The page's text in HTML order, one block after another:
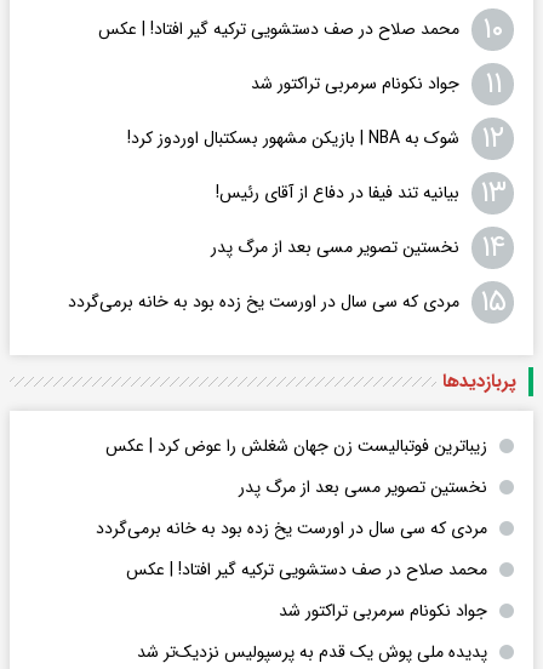
۱۰ محمد صلاح در صف دستشویی ترکیه گیر افتاد! | عکس
۱۱ جواد نکونام سرمربی تراکتور شد
۱۲ شوک به NBA | بازیکن مشهور بسکتبال اوردوز کرد!
۱۳ بیانیه تند فیفا در دفاع از آقای رئیس!
۱۴ نخستین تصویر مسی بعد از مرگ پدر
۱۵ مردی که سی سال در اورست یخ زده بود به خانه برمی‌گردد
پربازدید‌ها
زیباترین فوتبالیست زن جهان شغلش را عوض کرد | عکس
نخستین تصویر مسی بعد از مرگ پدر
مردی که سی سال در اورست یخ زده بود به خانه برمی‌گردد
محمد صلاح در صف دستشویی ترکیه گیر افتاد! | عکس
جواد نکونام سرمربی تراکتور شد
پدیده ملی پوش یک قدم به پرسپولیس نزدیک‌تر شد